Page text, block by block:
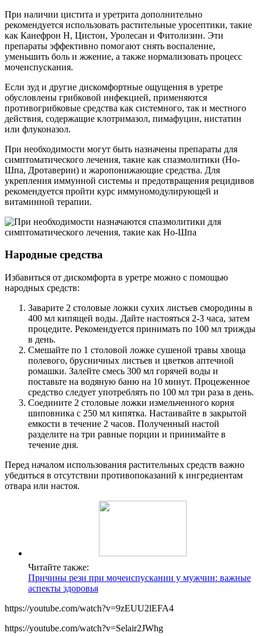
При наличии цистита и уретрита дополнительно
рекомендуется использовать растительные уросептики, такие
как Канефрон Н, Цистон, Уролесан и Фитолизин. Эти
препараты эффективно помогают снять воспаление,
уменьшить боль и жжение, а также нормализовать процесс
мочеиспускания.
Если зуд и другие дискомфортные ощущения в уретре
обусловлены грибковой инфекцией, применяются
противогрибковые средства как системного, так и местного
действия, содержащие клотримазол, пимафуцин, нистатин
или флуконазол.
При необходимости могут быть назначены препараты для
симптоматического лечения, такие как спазмолитики (Но-
Шпа, Дротаверин) и жаропонижающие средства. Для
укрепления иммунной системы и предотвращения рецидивов
рекомендуется пройти курс иммуномодулирующей и
витаминной терапии.
Народные средства
Избавиться от дискомфорта в уретре можно с помощью
народных средств:
Заварите 2 столовые ложки сухих листьев смородины в
400 мл кипящей воды. Дайте настояться 2-3 часа, затем
процедите. Рекомендуется принимать по 100 мл трижды
в день.
Смешайте по 1 столовой ложке сушеной травы хвоща
полевого, брусничных листьев и цветков аптечной
ромашки. Залейте смесь 300 мл горячей воды и
поставьте на водяную баню на 10 минут. Процеженное
средство следует употреблять по 100 мл три раза в день.
Соедините 2 столовые ложки измельченного корня
шиповника с 250 мл кипятка. Настаивайте в закрытой
емкости в течение 2 часов. Полученный настой
разделите на три равные порции и принимайте в
течение дня.
Перед началом использования растительных средств важно
убедиться в отсутствии противопоказаний к ингредиентам
отвара или настоя.
Читайте также:
Причины рези при мочеиспускании у мужчин: важные
аспекты здоровья
https://youtube.com/watch?v=9zEUU2lEFA4
https://youtube.com/watch?v=Selair2JWhg